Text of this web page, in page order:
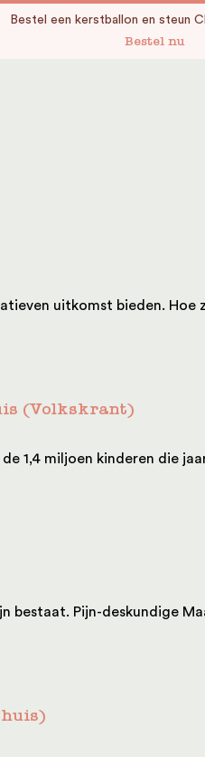
Bestel een kerstballon en steun
Bestel nu
uitkomst bieden.
(Volkskrant)
1,4 miljoen kinderen die
bestaat. Pijn-deskundige